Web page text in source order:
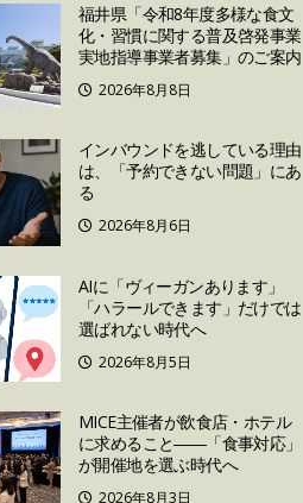
福井県「令和8年度多様な食文
化・習慣に関する普及啓発事業
実地指導事業者募集」のご案内
2026年8月8日
インバウンドを逃している理由
は、「予約できない問題」にあ
る
2026年8月6日
AIに「ヴィーガンあります」
「ハラールできます」だけでは
選ばれない時代へ
2026年8月5日
MICE主催者が飲食店・ホテル
に求めること――「食事対応」
が開催地を選ぶ時代へ
2026年8月3日